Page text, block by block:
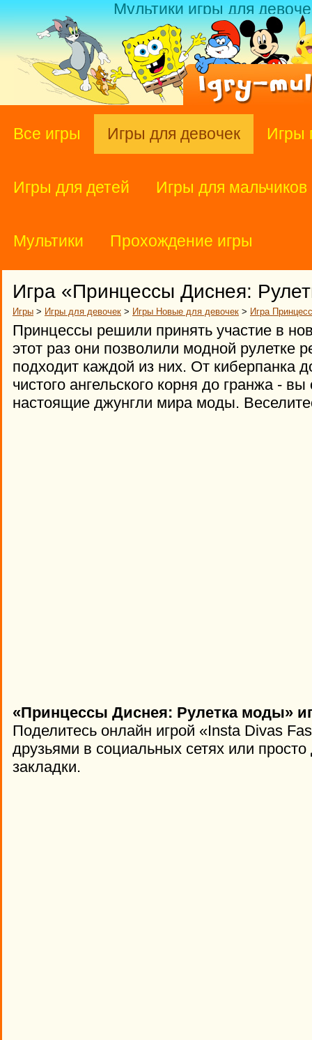
Мультики игры для
Все игры Игры для девочек Игры
Игры для детей Игры для мальчиков
Мультики Прохождение игры
Игра «Принцессы Диснея:
Игры > Игры для девочек > Игры Новые для девочек > Игра
Принцессы решили принять участие в
этот раз они позволили модной рулетке
подходит каждой из них. От киберпанка
чистого ангельского корня до гранжа -
настоящие джунгли мира моды.
«Принцессы Диснея: Рулетка моды»
Поделитесь онлайн игрой «Insta Divas
друзьями в социальных сетях или просто
закладки.